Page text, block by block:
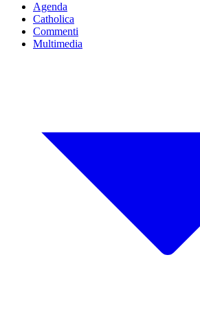
Agenda
Catholica
Commenti
Multimedia